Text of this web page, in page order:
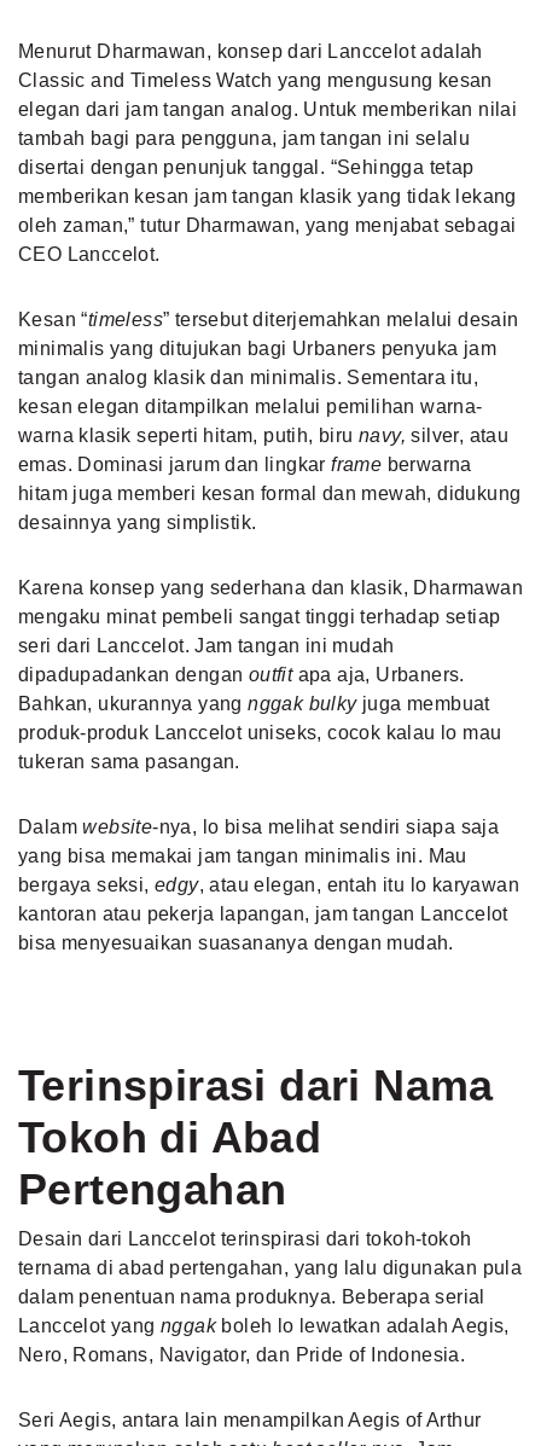
Menurut Dharmawan, konsep dari Lanccelot adalah
Classic and Timeless Watch yang mengusung kesan
elegan dari jam tangan analog. Untuk memberikan nilai
tambah bagi para pengguna, jam tangan ini selalu
disertai dengan penunjuk tanggal. “Sehingga tetap
memberikan kesan jam tangan klasik yang tidak lekang
oleh zaman,” tutur Dharmawan, yang menjabat sebagai
CEO Lanccelot.
Kesan “timeless” tersebut diterjemahkan melalui desain
minimalis yang ditujukan bagi Urbaners penyuka jam
tangan analog klasik dan minimalis. Sementara itu,
kesan elegan ditampilkan melalui pemilihan warna-
warna klasik seperti hitam, putih, biru navy,silver, atau
emas. Dominasi jarum dan lingkarframe berwarna
hitam juga memberi kesan formal dan mewah, didukung
desainnya yang simplistik.
Karena konsep yang sederhana dan klasik, Dharmawan
mengaku minat pembeli sangat tinggi terhadap setiap
seri dari Lanccelot. Jam tangan ini mudah
dipadupadankan dengan outfit apa aja, Urbaners.
Bahkan, ukurannya yangnggak bulky juga membuat
produk-produk Lanccelot uniseks, cocok kalau lo mau
tukeran sama pasangan.
Dalamwebsite-nya, lo bisa melihat sendiri siapa saja
yang bisa memakai jam tangan minimalis ini. Mau
bergaya seksi,edgy, atau elegan, entah itu lo karyawan
kantoran atau pekerja lapangan, jam tangan Lanccelot
bisa menyesuaikan suasananya dengan mudah.
Terinspirasi dari Nama
Tokoh di Abad
Pertengahan
Desain dari Lanccelot terinspirasi dari tokoh-tokoh
ternama di abad pertengahan, yang lalu digunakan pula
dalam penentuan nama produknya. Beberapa serial
Lanccelot yangnggak boleh lo lewatkan adalah Aegis,
Nero, Romans, Navigator, dan Pride of Indonesia.
Seri Aegis, antara lain menampilkan Aegis of Arthur